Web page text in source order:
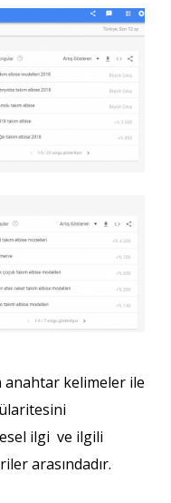
anahtar kelimeler ile
ilgi ve ilgili
arasındadır.